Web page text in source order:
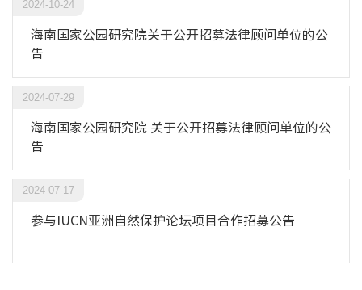
2024-10-24
海南国家公园研究院关于公开招募法律顾问单位的公
告
2024-07-29
海南国家公园研究院 关于公开招募法律顾问单位的公
告
2024-07-17
参与IUCN亚洲自然保护论坛项目合作招募公告